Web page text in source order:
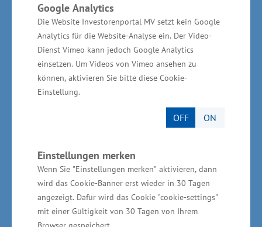
Google Analytics
Die Website Investorenportal MV setzt kein Google
Analytics für die Website-Analyse ein. Der Video-
Dienst Vimeo kann jedoch Google Analytics
einsetzen. Um Videos von Vimeo ansehen zu
können, aktivieren Sie bitte diese Cookie-
Einstellung.
OFF ON
Einstellungen merken
Wenn Sie "Einstellungen merken" aktivieren, dann
wird das Cookie-Banner erst wieder in 30 Tagen
angezeigt. Dafür wird das Cookie "cookie-settings"
mit einer Gültigkeit von 30 Tagen von Ihrem
Browser gespeichert.
Interview mit Jochen Schulte, Staatssekretär für
des Landes Mecklenburg-Vorpommern
Was macht der Wirtschaftsstaatssekretär aus
Mecklenburg-Vorpommern in Süddeutschland und
welche Unternehmen von hier fühlen sich bereits im
Norden Deutschlands wohl?